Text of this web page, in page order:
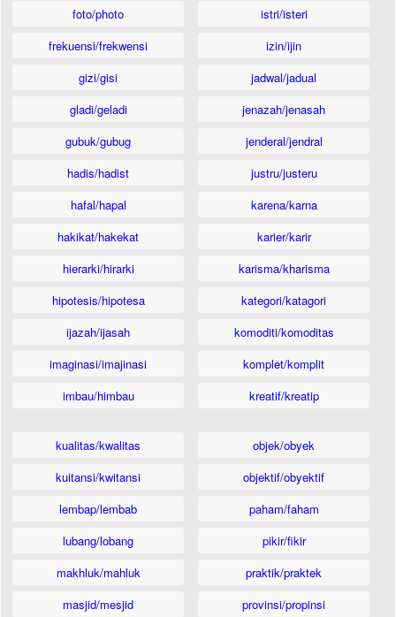
foto/photo
frekuensi/frekwensi
gizi/gisi
gladi/geladi
gubuk/gubug
hadis/hadist
hafal/hapal
hakikat/hakekat
hierarki/hirarki
hipotesis/hipotesa
ijazah/ijasah
imaginasi/imajinasi
imbau/himbau
istri/isteri
izin/ijin
jadwal/jadual
jenazah/jenasah
jenderal/jendral
justru/justeru
karena/karna
karier/karir
karisma/kharisma
kategori/katagori
komoditi/komoditas
komplet/komplit
kreatif/kreatip
kualitas/kwalitas
kuitansi/kwitansi
lembap/lembab
lubang/lobang
makhluk/mahluk
masjid/mesjid
objek/obyek
objektif/obyektif
paham/faham
pikir/fikir
praktik/praktek
provinsi/propinsi